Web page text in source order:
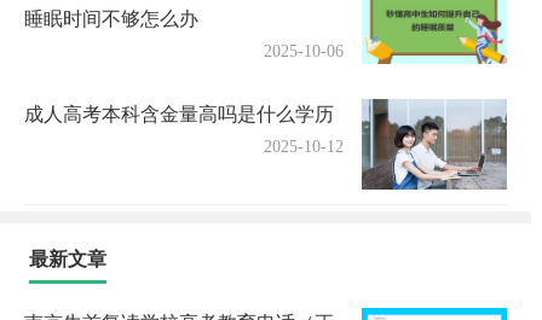
睡眠时间不够怎么办
2025-10-06
成人高考本科含金量高吗是什么学历
2025-10-12
最新文章